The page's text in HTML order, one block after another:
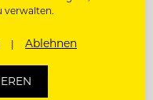
(M/W/D)
verwalten.
Ablehnen